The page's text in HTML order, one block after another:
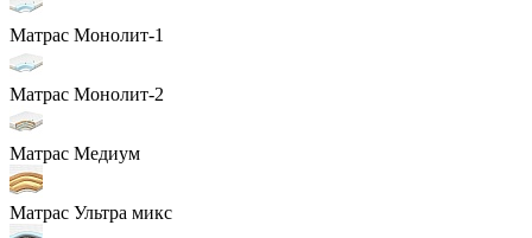
Матрас Монолит-1
Матрас Монолит-2
Матрас Медиум
Матрас Ультра микс